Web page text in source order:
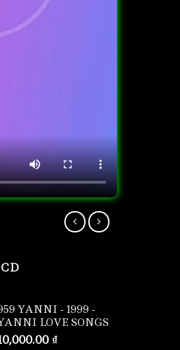
YANNI - 1999 -
LOVE SONGS
₫